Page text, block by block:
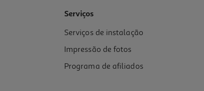
Serviços
Serviços de instalação
Impressão de fotos
Programa de afiliados